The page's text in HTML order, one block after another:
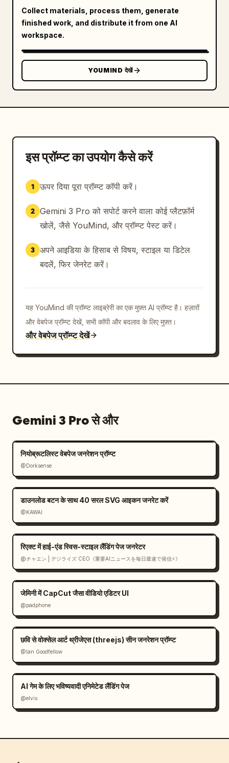
Collect materials, process them, generate
finished work, and distribute it from one AI
workspace.
YOUMIND देखें
इस प्रॉम्प्ट का उपयोग कैसे करें
1 ऊपर दिया पूरा प्रॉम्प्ट कॉपी करें।
2 Gemini 3 Pro को सपोर्ट करने वाला कोई प्लैटफ़ॉर्म
खोलें, जैसे YouMind, और प्रॉम्प्ट पेस्ट करें।
3 अपने आइडिया के हिसाब से विषय, स्टाइल या डिटेल
बदलें, फिर जेनरेट करें।
यह YouMind की प्रॉम्प्ट लाइब्रेरी का एक मुफ़्त AI प्रॉम्प्ट है। हज़ारों
और वेबपेज प्रॉम्प्ट देखें, सभी कॉपी और बदलाव के लिए मुफ़्त।
और वेबपेज प्रॉम्प्ट देखें
Gemini 3 Pro से और
नियोब्रूटलिस्ट वेबपेज जनरेशन प्रॉम्प्ट
@Dorksense
डाउनलोड बटन के साथ 40 सरल SVG आइकन जनरेट करें
@KAWAI
रिएक्ट में हाई-एंड स्विस-स्टाइल लैंडिंग पेज जनरेटर
@チャエン | デジライズ CEO《重要AIニュースを毎日最速で発信⚡️》
जेमिनी में CapCut जैसा वीडियो एडिटर UI
@padphone
छवि से वोक्सेल आर्ट थ्रीजेएस (threejs) सीन जनरेशन प्रॉम्प्ट
@Ian Goodfellow
AI गेम के लिए भविष्यवादी एनिमेटेड लैंडिंग पेज
@elvis